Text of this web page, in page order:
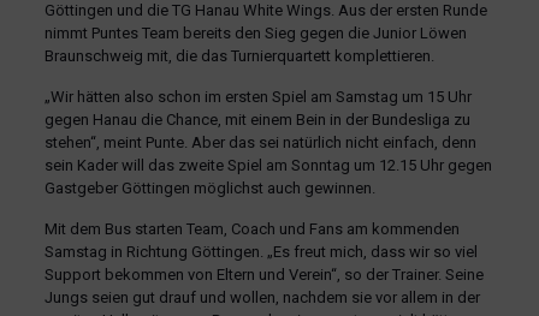
Göttingen und die TG Hanau White Wings. Aus der ersten Runde
nimmt Puntes Team bereits den Sieg gegen die Junior Löwen
Braunschweig mit, die das Turnierquartett komplettieren.
„Wir hätten also schon im ersten Spiel am Samstag um 15 Uhr
gegen Hanau die Chance, mit einem Bein in der Bundesliga zu
stehen“, meint Punte. Aber das sei natürlich nicht einfach, denn
sein Kader will das zweite Spiel am Sonntag um 12.15 Uhr gegen
Gastgeber Göttingen möglichst auch gewinnen.
Mit dem Bus starten Team, Coach und Fans am kommenden
Samstag in Richtung Göttingen. „Es freut mich, dass wir so viel
Support bekommen von Eltern und Verein“, so der Trainer. Seine
Jungs seien gut drauf und wollen, nachdem sie vor allem in der